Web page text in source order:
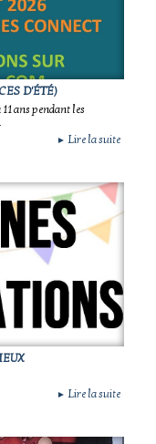
D'ÉTÉ)
ans pendant les
► Lire la suite
► Lire la suite